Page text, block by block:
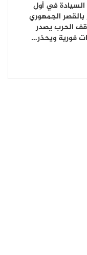
في أول
بالقصر الجمهوري
الحرب يصدر
فورية ويحذر…